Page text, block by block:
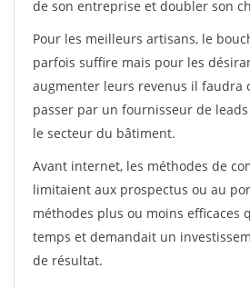
de son entreprise et doubler son
Pour les meilleurs artisans, le
parfois suffire mais pour les
augmenter leurs revenus il faudra
passer par un fournisseur de
le secteur du bâtiment.
Avant internet, les méthodes de
limitaient aux prospectus ou au
méthodes plus ou moins efficaces
temps et demandait un
de résultat.